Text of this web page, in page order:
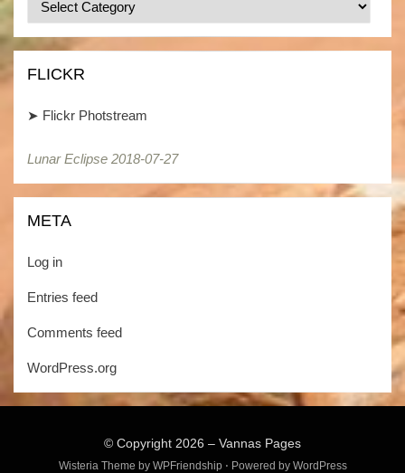
/
Kategorien
FLICKR
➤ Flickr Photstream
Lunar Eclipse 2018-07-27
Lunar Eclipse 2018-07-27
META
Log in
Entries feed
Comments feed
WordPress.org
© Copyright 2026 – Vannas Pages
Wisteria Theme by WPFriendship ⋅ Powered by WordPress